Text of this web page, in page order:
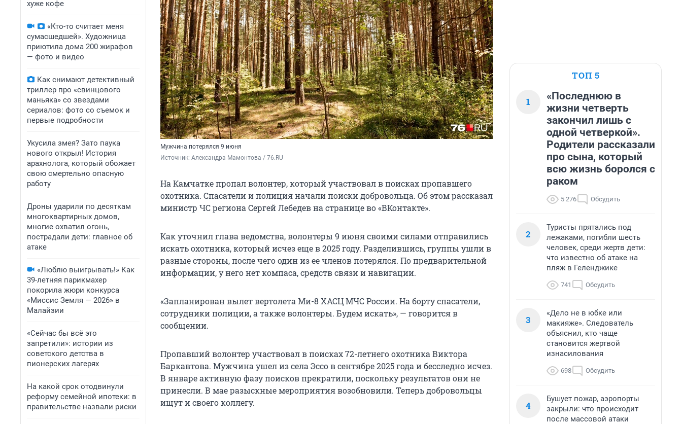
хуже кофе
«Кто-то считает меня
сумасшедшей». Художница
приютила дома 200 жирафов
— фото и видео
Как снимают детективный
триллер про «свинцового
маньяка» со звездами
сериалов: фото со съемок и
первые подробности
Укусила змея? Зато паука
нового открыл! История
арахнолога, который обожает
свою смертельно опасную
работу
Дроны ударили по десяткам
многоквартирных домов,
многие охватил огонь,
пострадали дети: главное об
атаке
«Люблю выигрывать!» Как
39-летняя парикмахер
покорила жюри конкурса
«Миссис Земля — 2026» в
Малайзии
«Сейчас бы всё это
запретили»: истории из
советского детства в
пионерских лагерях
На какой срок отодвинули
реформу семейной ипотеки: в
правительстве назвали риски
Мужчина потерялся 9 июня
Источник: Александра Мамонтова / 76.RU
На Камчатке пропал волонтер, который участвовал в поисках пропавшего
охотника. Спасатели и полиция начали поиски добровольца. Об этом рассказал
министр ЧС региона Сергей Лебедев на странице во «ВКонтакте».
Как уточнил глава ведомства, волонтеры 9 июня своими силами отправились
искать охотника, который исчез еще в 2025 году. Разделившись, группы ушли в
разные стороны, после чего один из ее членов потерялся. По предварительной
информации, у него нет компаса, средств связи и навигации.
«Запланирован вылет вертолета Ми-8 ХАСЦ МЧС России. На борту спасатели,
сотрудники полиции, а также волонтеры. Будем искать», — говорится в
сообщении.
Пропавший волонтер участвовал в поисках 72-летнего охотника Виктора
Баркавтова. Мужчина ушел из села Эссо в сентябре 2025 года и бесследно исчез.
В январе активную фазу поисков прекратили, поскольку результатов они не
принесли. В мае разыскные мероприятия возобновили. Теперь добровольцы
ищут и своего коллегу.
ТОП 5
1
«Последнюю в
жизни четверть
закончил лишь с
одной четверкой».
Родители рассказали
про сына, который
всю жизнь боролся с
раком
5 276 Обсудить
2
Туристы прятались под
лежаками, погибли шесть
человек, среди жертв дети:
что известно об атаке на
пляж в Геленджике
741 Обсудить
3
«Дело не в юбке или
макияже». Следователь
объяснил, кто чаще
становится жертвой
изнасилования
698 Обсудить
4
Бушует пожар, аэропорты
закрыли: что происходит
после массовой атаки